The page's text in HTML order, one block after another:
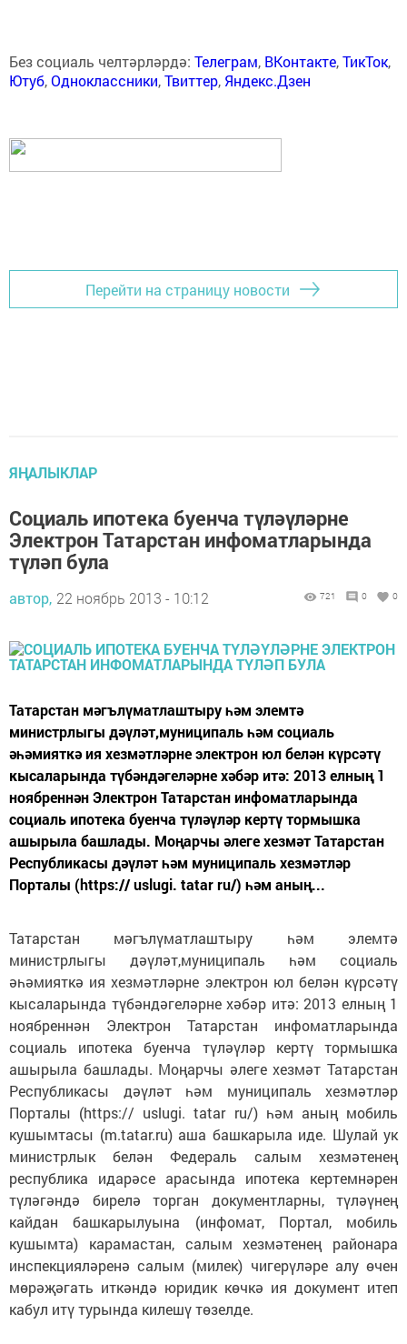
Без социаль челтәрләрдә: Телеграм, ВКонтакте,ТикТок,
Ютуб,Одноклассники,Твиттер, Яндекс.Дзен
Перейти на страницу новости
ЯҢАЛЫКЛАР
Социаль ипотека буенча түләүләрне
Электрон Татарстан инфоматларында
түләп була
автор, 22 ноябрь 2013 - 10:12 721 0 0
Татарстан мәгълүматлаштыру һәм элемтә
министрлыгы дәүләт,муниципаль һәм социаль
әһәмияткә ия хезмәтләрне электрон юл белән күрсәтү
кысаларында түбәндәгеләрне хәбәр итә: 2013 елның 1
ноябреннән Электрон Татарстан инфоматларында
социаль ипотека буенча түләүләр кертү тормышка
ашырыла башлады. Моңарчы әлеге хезмәт Татарстан
Республикасы дәүләт һәм муниципаль хезмәтләр
Порталы (https:// uslugi. tatar ru/) һәм аның...
Татарстан мәгълүматлаштыру һәм элемтә
министрлыгы дәүләт,муниципаль һәм социаль
әһәмияткә ия хезмәтләрне электрон юл белән күрсәтү
кысаларында түбәндәгеләрне хәбәр итә: 2013 елның 1
ноябреннән Электрон Татарстан инфоматларында
социаль ипотека буенча түләүләр кертү тормышка
ашырыла башлады. Моңарчы әлеге хезмәт Татарстан
Республикасы дәүләт һәм муниципаль хезмәтләр
Порталы (https:// uslugi. tatar ru/) һәм аның мобиль
кушымтасы (m.tatar.ru) аша башкарыла иде. Шулай ук
министрлык белән Федераль салым хезмәтенең
республика идарәсе арасында ипотека кертемнәрен
түләгәндә бирелә торган документларны, түләүнең
кайдан башкарылуына (инфомат, Портал, мобиль
кушымта) карамастан, салым хезмәтенең районара
инспекцияләренә салым (милек) чигерүләре алу өчен
мөрәҗәгать иткәндә юридик көчкә ия документ итеп
кабул итү турында килешү төзелде.